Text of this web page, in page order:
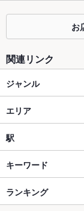
カウンター あり
ソファー
テラス席
貸切
設備
Wi-Fi あり
バリアフリ
ー
なし ：
お
関連リンク
ジャンル
居酒屋
和風
那覇 × 居酒屋
那覇 × 和風
エリア
国際通り
国際通り × 居酒屋
国際通り × 和風
駅
県庁前駅
牧志駅
キーワード
からあげ
ランキング